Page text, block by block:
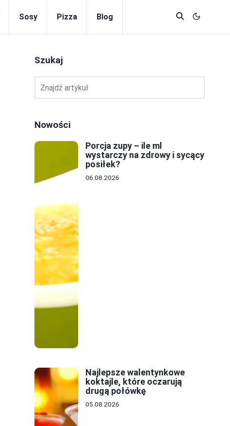
Sosy Pizza Blog
Szukaj
Nowości
Porcja zupy – ile ml
wystarczy na zdrowy i sycący
posiłek?
06.08.2026
Najlepsze walentynkowe
koktajle, które oczarują
drugą połówkę
05.08.2026